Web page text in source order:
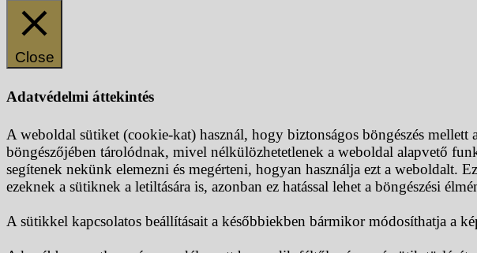
Close
Adatvédelmi áttekintés
A weboldal sütiket (cookie-kat) használ, hogy biztonságos böngészés
böngészőjében tárolódnak, mivel nélkülözhetetlenek a weboldal alapvető
segítenek nekünk elemezni és megérteni, hogyan használja ezt a weboldalt.
ezeknek a sütiknek a letiltására is, azonban ez hatással lehet a böngészési
A sütikkel kapcsolatos beállításait a későbbiekben bármikor módosíthatja a